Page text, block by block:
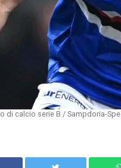
di calcio serie B / Sampdoria-